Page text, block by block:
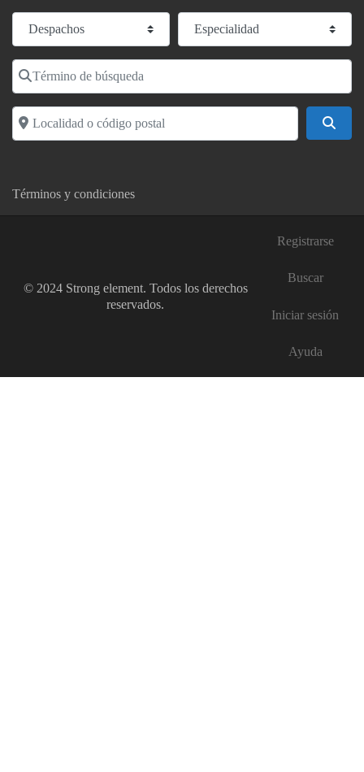
Seleccionar el formulario de búsquedaEspecialidad
Término de búsqueda
Localidad o código postal
Términos y condiciones
© 2024 Strong element. Todos los derechos
reservados.
Registrarse
Buscar
Iniciar sesión
Ayuda